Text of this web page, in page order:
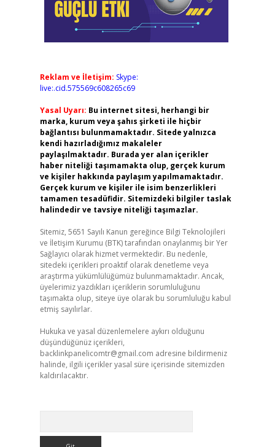
Reklam ve İletişim: Skype:
live:.cid.575569c608265c69
Yasal Uyarı: Bu internet sitesi, herhangi bir
marka, kurum veya şahıs şirketi ile hiçbir
bağlantısı bulunmamaktadır. Sitede yalnızca
kendi hazırladığımız makaleler
paylaşılmaktadır. Burada yer alan içerikler
haber niteliği taşımamakta olup, gerçek kurum
ve kişiler hakkında paylaşım yapılmamaktadır.
Gerçek kurum ve kişiler ile isim benzerlikleri
tamamen tesadüfidir. Sitemizdeki bilgiler taslak
halindedir ve tavsiye niteliği taşımazlar.
Sitemiz, 5651 Sayılı Kanun gereğince Bilgi Teknolojileri
ve İletişim Kurumu (BTK) tarafından onaylanmış bir Yer
Sağlayıcı olarak hizmet vermektedir. Bu nedenle,
sitedeki içerikleri proaktif olarak denetleme veya
araştırma yükümlülüğümüz bulunmamaktadır. Ancak,
üyelerimiz yazdıkları içeriklerin sorumluluğunu
taşımakta olup, siteye üye olarak bu sorumluluğu kabul
etmiş sayılırlar.
Hukuka ve yasal düzenlemelere aykırı olduğunu
düşündüğünüz içerikleri,
backlinkpanelicomtr@gmail.com adresine bildirmeniz
halinde, ilgili içerikler yasal süre içerisinde sitemizden
kaldırılacaktır.